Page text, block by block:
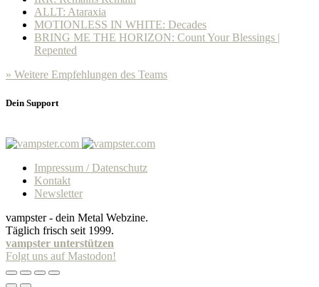
ALLT: Ataraxia
MOTIONLESS IN WHITE: Decades
BRING ME THE HORIZON: Count Your Blessings |
Repented
» Weitere Empfehlungen des Teams
Dein Support
Impressum / Datenschutz
Kontakt
Newsletter
vampster - dein Metal Webzine.
Täglich frisch seit 1999.
vampster unterstützen
Folgt uns auf Mastodon!